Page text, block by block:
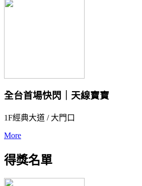
全台首場快閃｜天線寶寶
1F經典大道 / 大門口
More
得獎名單